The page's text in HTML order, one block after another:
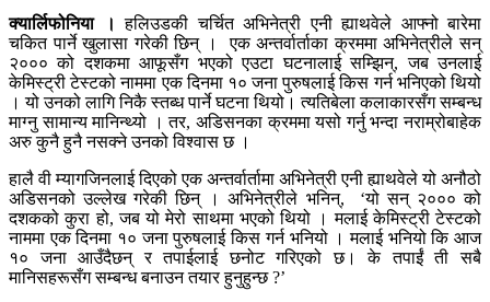
क्यार्लिफोनिया । हलिउडकी चर्चित अभिनेत्री एनी ह्याथवेले आफ्नो बारेमा
चकित पार्ने खुलासा गरेकी छिन् । एक अन्तर्वार्ताका क्रममा अभिनेत्रीले सन्
२००० को दशकमा आफूसँग भएको एउटा घटनालाई सम्झिन्, जब उनलाई
केमिस्ट्री टेस्टको नाममा एक दिनमा १० जना पुरुषलाई किस गर्न भनिएको थियो
। यो उनको लागि निकै स्तब्ध पार्ने घटना थियो। त्यतिबेला कलाकारसँग सम्बन्ध
माग्नु सामान्य मानिन्थ्यो । तर, अडिसनका क्रममा यसो गर्नु भन्दा नराम्रोबाहेक
अरु कुनै हुनै नसक्ने उनको विश्वास छ ।
हालै वी म्यागजिनलाई दिएको एक अन्तर्वार्तामा अभिनेत्री एनी ह्याथवेले यो अनौठो
अडिसनको उल्लेख गरेकी छिन् । अभिनेत्रीले भनिन्, ‘यो सन् २००० को
दशकको कुरा हो, जब यो मेरो साथमा भएको थियो । मलाई केमिस्ट्री टेस्टको
नाममा एक दिनमा १० जना पुरुषलाई किस गर्न भनियो । मलाई भनियो कि आज
१० जना आउँदैछन् र तपाईलाई छनोट गरिएको छ। के तपाईं ती सबै
मानिसहरूसँग सम्बन्ध बनाउन तयार हुनुहुन्छ ?’